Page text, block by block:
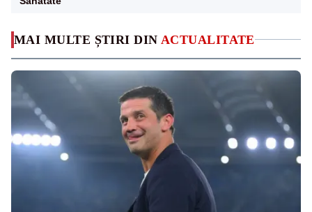
MAI MULTE ȘTIRI DIN ACTUALITATE